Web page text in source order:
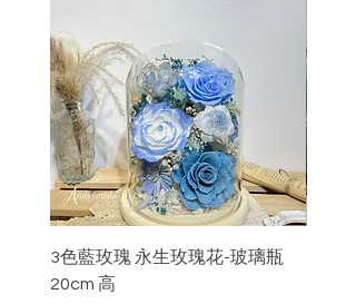
3色藍玫瑰 永生玫瑰花-玻璃瓶
20cm 高